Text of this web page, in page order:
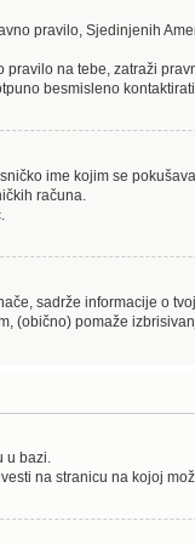
pravilo, Sjedinjenih
na tebe, zatraži
besmisleno
ime kojim se
računa.
sadrže informacije o
(obično) pomaže
bazi.
na stranicu na kojoj